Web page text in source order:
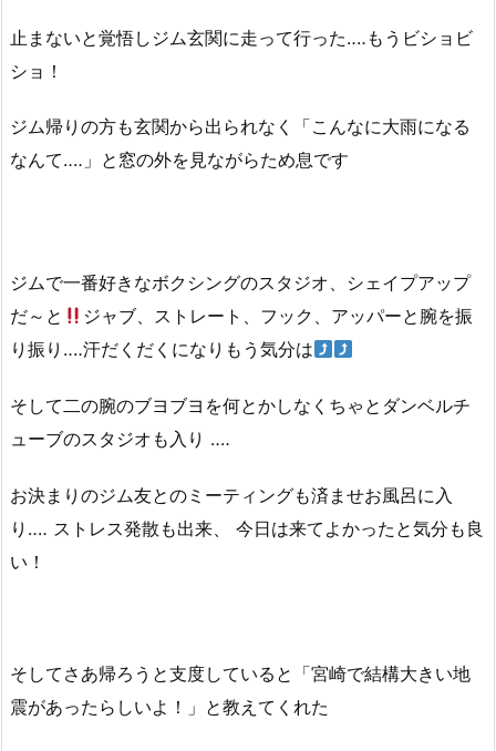
止まないと覚悟しジム玄関に走って行った‥‥もうビショビ
ショ！
ジム帰りの方も玄関から出られなく「こんなに大雨になる
なんて‥‥」と窓の外を見ながらため息です
ジムで一番好きなボクシングのスタジオ、シェイプアップ
だ～と
ジャブ、ストレート、フック、アッパーと腕を振
り振り‥‥汗だくだくになりもう気分は
そして二の腕のブヨブヨを何とかしなくちゃとダンベルチ
ューブのスタジオも入り ‥‥
お決まりのジム友とのミーティングも済ませお風呂に入
り‥‥ ストレス発散も出来、 今日は来てよかったと気分も良
い！
そしてさあ帰ろうと支度していると「宮崎で結構大きい地
震があったらしいよ！」と教えてくれた